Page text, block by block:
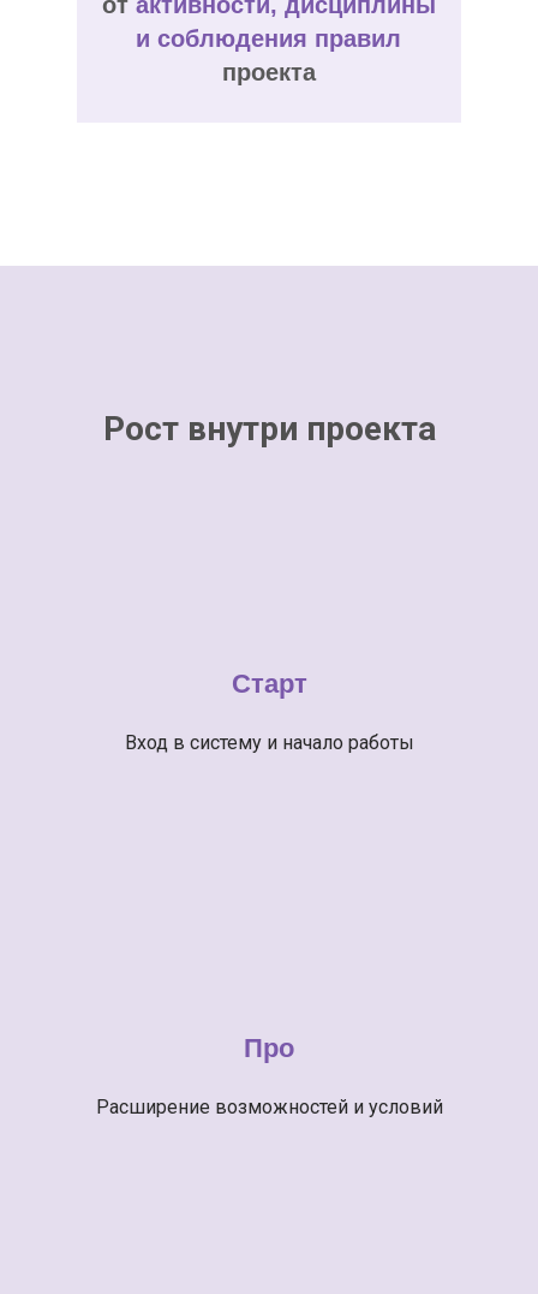
и соблюдения правил
проекта
Рост внутри проекта
Старт
Вход в систему и начало работы
Про
Расширение возможностей и условий